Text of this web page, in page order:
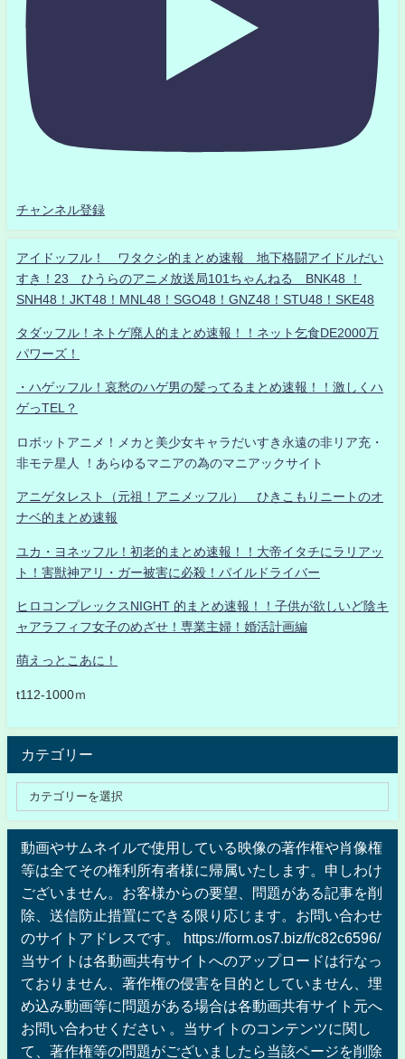
チャンネル登録
アイドッフル！ ワタクシ的まとめ速報 地下格闘アイドルだい
すき！23 ひうらのアニメ放送局101ちゃんねる BNK48 ！
SNH48！JKT48！MNL48！SGO48！GNZ48！STU48！SKE48
タダッフル！ネトゲ廃人的まとめ速報！！ネット乞食DE2000万
パワーズ！
・ハゲッフル！哀愁のハゲ男の髪ってるまとめ速報！！激しくハ
ゲっTEL？
ロボットアニメ！メカと美少女キャラだいすき永遠の非リア充・
非モテ星人 ！あらゆるマニアの為のマニアックサイト
アニゲタレスト（元祖！アニメッフル） ひきこもりニートのオ
ナベ的まとめ速報
ユカ・ヨネッフル！初老的まとめ速報！！大帝イタチにラリアッ
ト！害獣神アリ・ガー被害に必殺！パイルドライバー
ヒロコンプレックスNIGHT 的まとめ速報！！子供が欲しいど陰キ
ャアラフィフ女子のめざせ！専業主婦！婚活計画編
萌えっとこあに！
t112-1000ｍ
カテゴリー
動画やサムネイルで使用している映像の著作権や肖像権
等は全てその権利所有者様に帰属いたします。申しわけ
ございません。お客様からの要望、問題がある記事を削
除、送信防止措置にできる限り応じます。お問い合わせ
のサイトアドレスです。 https://form.os7.biz/f/c82c6596/
当サイトは各動画共有サイトへのアップロードは行なっ
ておりません、著作権の侵害を目的としていません、埋
め込み動画等に問題がある場合は各動画共有サイト元へ
お問い合わせください 。当サイトのコンテンツに関し
て、著作権等の問題がございましたら当該ページを削除